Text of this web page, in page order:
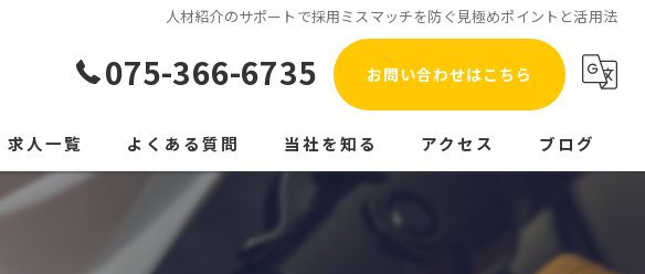
人材紹介のサポートで採用ミスマッチを防ぐ見極めポイントと活用法
075-366-6735 お問い合わせはこちら
求人一覧 よくある質問 当社を知る アクセス ブログ
コラム